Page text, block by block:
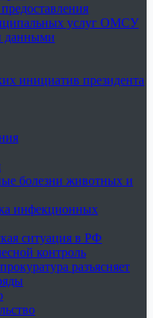
услуг ОМСУ
данными
инициатив президента
болезни животных и
инфекционных
ситуация в РФ
контроль
разъясняет